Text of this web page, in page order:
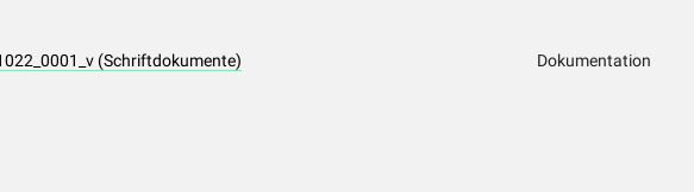
(Schriftdokumente) Dokumentation